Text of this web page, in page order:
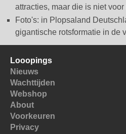
attracties, maar die is niet
Foto's: in Plopsaland
gigantische rotsformatie in de
Looopings
Nieuws
Wachttijden
Webshop
About
Voorkeuren
Privacy